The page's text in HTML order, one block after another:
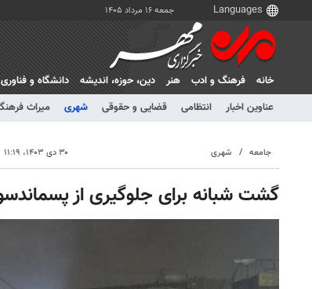
جمعه ۱۶ مرداد ۱۴۰۵
خانه فرهنگ و ادب هنر دين، حوزه، انديشه دانشگاه و فناوری
عناوین اخبار
انتظامی قضایی و حقوقی شهری میراث
جامعه شهری ۳۰ دی ۱۴۰۳، ۱۱:۱۹
گشت شبانه برای جلوگیری از